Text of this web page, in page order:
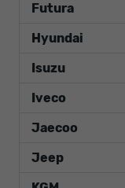
Futura
Hyundai
Isuzu
Iveco
Jaecoo
Jeep